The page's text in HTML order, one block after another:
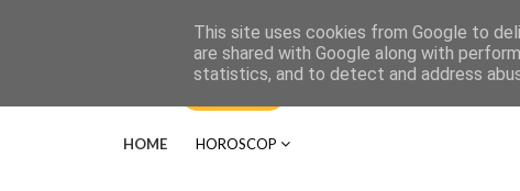
HOME HOROSCOP
This site uses cookies from Google to
are shared with Google along with
statistics, and to detect and address